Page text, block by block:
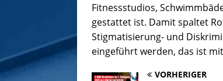
Fitnessstudios,
gestattet ist. Damit spaltet
Stigmatisierung- und
eingeführt werden, das ist
VORHERIGER